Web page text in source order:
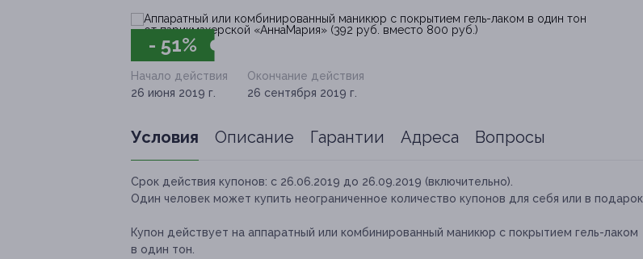
- 51%
Начало действия
26 июня 2019 г.
Окончание действия
26 сентября 2019 г.
Условия Описание Гарантии Адреса Вопросы
Срок действия купонов: с 26.06.2019 до 26.09.2019 (включительно).
Один человек может купить неограниченное количество купонов для себя или в подарок.
Купон действует на аппаратный или комбинированный маникюр с покрытием гель-лаком
в один тон.